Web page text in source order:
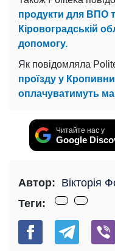
продукти для ВПО
Кіровоградській
допомогу.
Як повідомляла
проїзду у
оплачуватимуть
Читайте нас у
Google
Автор: Вікторія
Теги: